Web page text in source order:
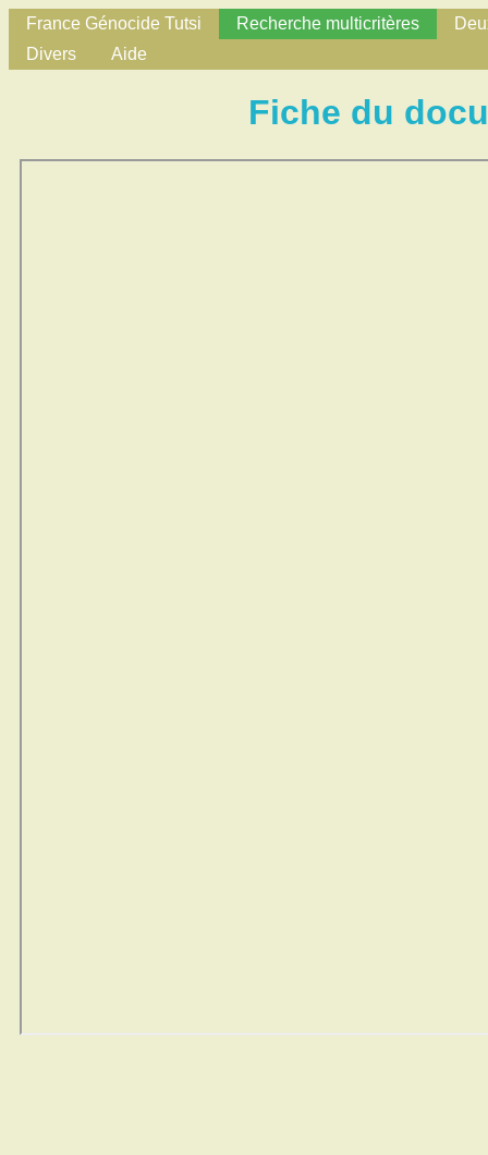
France Génocide Tutsi Recherche multicritères
Divers
Aide
Fiche du